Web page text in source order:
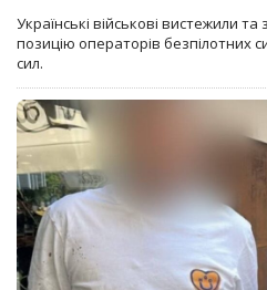
Українські військові вистежили
позицію операторів безпілотних
сил.